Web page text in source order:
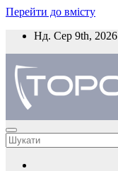
Перейти до вмісту
Нд. Сер 9th, 2026